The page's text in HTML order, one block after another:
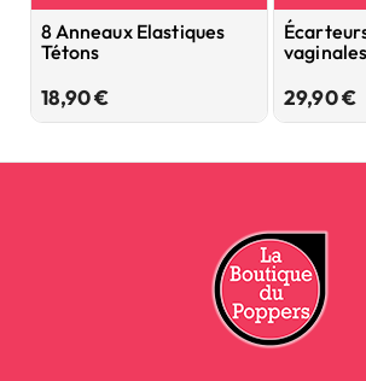
8 Anneaux Elastiques
Tétons
18,90 €Prix 29,90 €